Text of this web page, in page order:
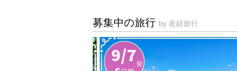
募集中の旅行 by 産経旅行